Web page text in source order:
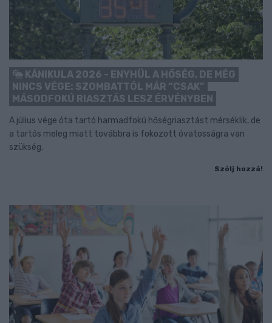
KÁNIKULA 2026 - ENYHÜL A HŐSÉG, DE MÉG
NINCS VÉGE: SZOMBATTÓL MÁR “CSAK”
MÁSODFOKÚ RIASZTÁS LESZ ÉRVÉNYBEN
A július vége óta tartó harmadfokú hőségriasztást mérséklik, de
a tartós meleg miatt továbbra is fokozott óvatosságra van
szükség.
Szólj hozzá!